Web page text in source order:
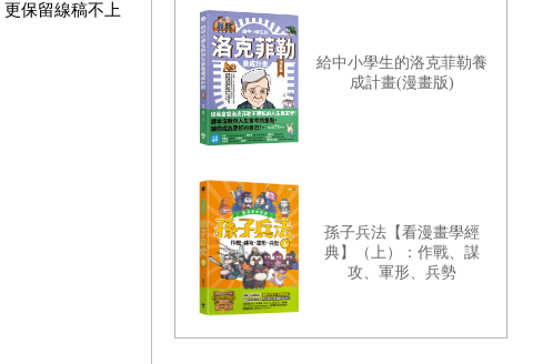
保留線稿不上
給中小學生的洛克菲勒養
成計畫(漫畫版)
孫子兵法【看漫畫學經
典】（上）：作戰、謀
攻、軍形、兵勢